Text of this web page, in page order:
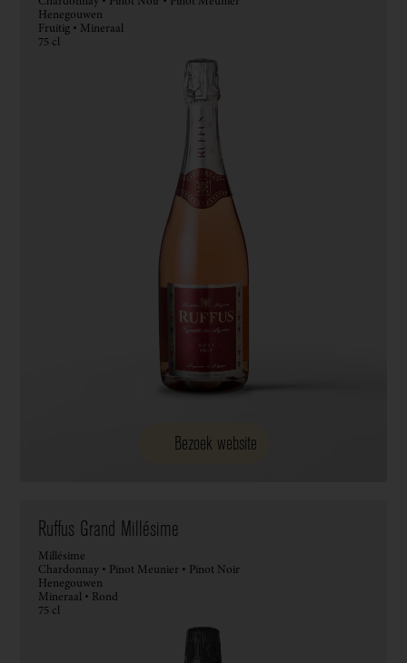
Henegouwen
Fruitig • Mineraal
75 cl
Bezoek website
Ruffus Grand Millésime
Millésime
Chardonnay • Pinot Meunier • Pinot Noir
Henegouwen
Mineraal • Rond
75 cl